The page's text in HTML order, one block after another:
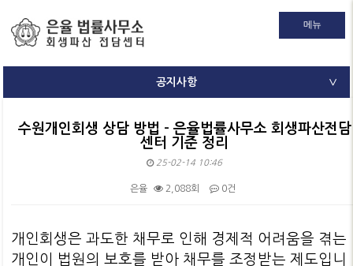
메뉴
공지사항 ∨
수원개인회생 상담 방법 - 은율법률사무소 회생파산전담
센터 기준 정리
25-02-14 10:46
은율 2,088회 0건
개인회생은 과도한 채무로 인해 경제적 어려움을 겪는
개인이 법원의 보호를 받아 채무를 조정받는 제도입니